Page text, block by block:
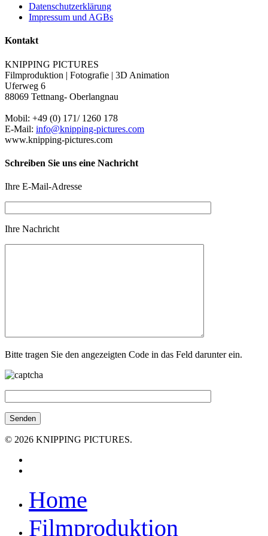
Datenschutzerklärung
Impressum und AGBs
Kontakt
KNIPPING PICTURES
Filmproduktion | Fotografie | 3D Animation
Uferweg 6
88069 Tettnang- Oberlangnau
Mobil: +49 (0) 171/ 1260 178
E-Mail: info@knipping-pictures.com
www.knipping-pictures.com
Schreiben Sie uns eine Nachricht
Ihre E-Mail-Adresse
Ihre Nachricht
Bitte tragen Sie den angezeigten Code in das Feld darunter ein.
© 2026 KNIPPING PICTURES.
Home
Filmproduktion